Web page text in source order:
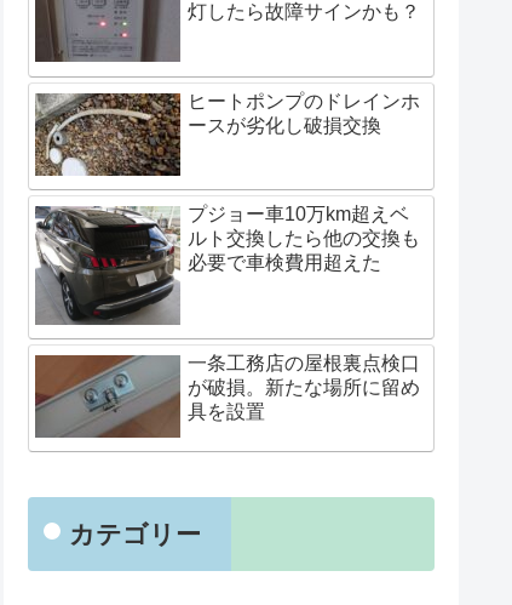
灯したら故障サインかも？
ヒートポンプのドレインホ
ースが劣化し破損交換
プジョー車10万km超えベ
ルト交換したら他の交換も
必要で車検費用超えた
一条工務店の屋根裏点検口
が破損。新たな場所に留め
具を設置
カテゴリー